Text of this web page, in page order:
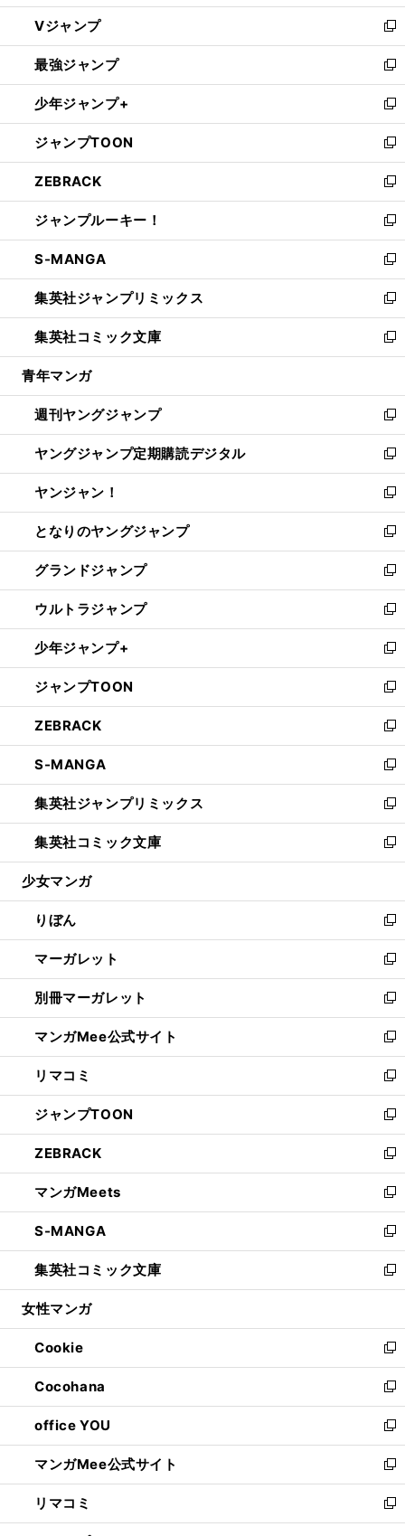
ウ
ィ
ン
ド
ウ
で
開
く
し
い
ウ
ィ
ン
ド
ウ
で
開
く
Vジャンプ
新
し
い
ウ
ィ
ン
ド
ウ
で
開
く
最強ジャンプ
新
し
い
ウ
ィ
ン
ド
ウ
で
開
く
少年ジャンプ+
新
し
い
ウ
ィ
ン
ド
ウ
で
開
く
ジャンプTOON
新
し
い
ウ
ィ
ン
ド
ウ
で
開
く
ZEBRACK
新
し
い
ウ
ィ
ン
ド
ウ
で
開
ジャンプルーキー！
新
し
い
ウ
ィ
ン
ド
ウ
開
く
S-MANGA
新
し
い
ウ
ィ
ン
ウ
で
開
く
集英社ジャンプリミックス
新
し
い
ウ
ン
ド
ウ
で
開
く
集英社コミック文庫
新
し
ウ
ィ
ン
ド
ウ
で
開
く
青年マンガ
週刊ヤングジャンプ
新
し
い
ウ
ィ
ン
ド
ウ
で
開
く
ヤングジャンプ定期購読デジタル
新
し
い
ウ
ィ
ン
ド
ウ
で
開
く
ヤンジャン！
新
し
い
ウ
ィ
ン
ド
ウ
で
開
く
となりのヤングジャンプ
新
し
い
ウ
ィ
ン
ド
ウ
で
開
く
グランドジャンプ
新
し
い
ウ
ィ
ン
ド
ウ
で
開
く
ウルトラジャンプ
新
し
い
ウ
ィ
ン
ド
ウ
で
開
く
少年ジャンプ+
新
し
い
ウ
ィ
ン
ド
ウ
で
開
く
ジャンプTOON
新
し
い
ウ
ィ
ン
ド
ウ
で
開
ZEBRACK
新
し
い
ウ
ィ
ン
ド
ウ
開
く
S-MANGA
新
し
い
ウ
ィ
ン
ウ
で
開
く
集英社ジャンプリミックス
新
し
い
ウ
ン
ド
ウ
で
開
く
集英社コミック文庫
新
し
ウ
ィ
ン
ド
ウ
で
開
く
少女マンガ
りぼん
新
し
い
ウ
ィ
ン
ド
ウ
で
開
く
マーガレット
新
し
い
ウ
ィ
ン
ド
ウ
で
開
く
別冊マーガレット
新
し
い
ウ
ィ
ン
ド
ウ
で
開
く
マンガMee公式サイト
新
し
い
ウ
ィ
ン
ド
ウ
で
開
く
リマコミ
新
し
い
ウ
ィ
ン
ド
ウ
で
開
く
ジャンプTOON
新
し
い
ウ
ィ
ン
ド
ウ
で
開
ZEBRACK
新
し
い
ウ
ィ
ン
ド
ウ
開
く
マンガMeets
新
し
い
ウ
ィ
ン
ウ
で
開
く
S-MANGA
新
し
い
ウ
ン
ド
ウ
で
開
く
集英社コミック文庫
新
し
ウ
ィ
ン
ド
ウ
で
開
く
女性マンガ
Cookie
新
し
い
ウ
ィ
ン
ド
ウ
で
開
Cocohana
新
し
い
ウ
ィ
ン
ド
ウ
office YOU
新
し
い
ウ
ィ
ン
マンガMee公式サイト
新
し
い
ウ
リマコミ
新
し